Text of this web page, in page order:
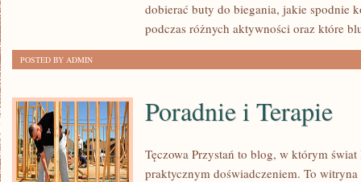
dobierać buty do biegania, jakie spodnie
podczas różnych aktywności oraz które
POSTED BY ADMIN
Poradnie i Terapie
Tęczowa Przystań to blog, w którym
praktycznym doświadczeniem. To